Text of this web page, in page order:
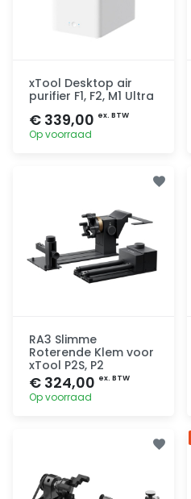
xTool Desktop air
purifier F1, F2, M1 Ultra
€ 339,00 ex. BTW
Op voorraad
RA3 Slimme
Roterende Klem voor
xTool P2S, P2
€ 324,00 ex. BTW
Op voorraad